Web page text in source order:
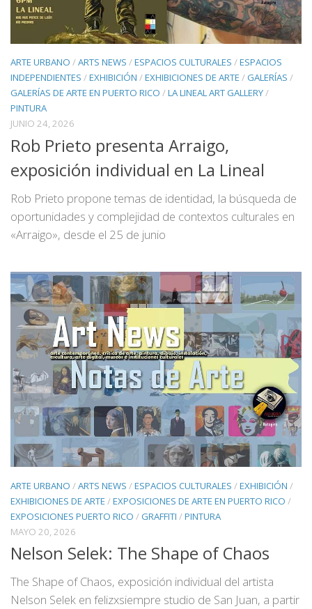
ARTE URBANO /ARTS NEWS /ESPACIOS CULTURALES /ESPACIOS
INDEPENDIENTES /EXHIBICIÓN /EXHIBICIONES DE ARTE / GALERÍAS /
GALERÍAS DE ARTE EN PUERTO RICO /LA LINEAL ART GALLERY/
PINTURA
JUNIO 24, 2026
Rob Prieto presenta Arraigo,
exposición individual en La Lineal
Rob Prieto propone temas de identidad, la búsqueda de
oportunidades y complejidad de contextos culturales en
«Arraigo», desde el 25 de junio
ARTE URBANO /ARTS NEWS /ESPACIOS CULTURALES /EXHIBICIÓN /
EXHIBICIONES DE ARTE /EXPOSICIONES DE ARTE EN PUERTO RICO /
EXPOSICIONES PUERTO RICO / GRAFFITI /PINTURA
MAYO 20, 2026
Nelson Selek: The Shape of Chaos
The Shape of Chaos, exposición individual del artista
Nelson Selek en felizxsiempre studio de San Juan, a partir